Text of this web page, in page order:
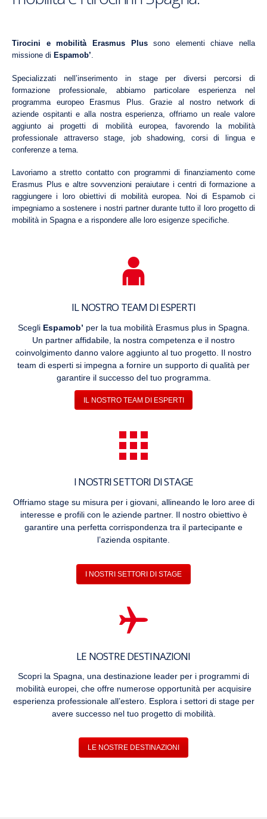
Tirocini e mobilità Erasmus Plussono elementi chiave nella
missione di Espamob’.
Specializzati nell’inserimento in stage per diversi percorsi di
formazione professionale, abbiamo particolare esperienza nel
programma europeo Erasmus Plus. Grazie al nostro network di
aziende ospitanti e alla nostra esperienza, offriamo un reale valore
aggiunto ai progetti di mobilità europea, favorendo la mobilità
professionale attraverso stage, job shadowing, corsi di lingua e
conferenze a tema.
Lavoriamo a stretto contatto con programmi di finanziamento come
Erasmus Plus e altre sovvenzioni peraiutare i centri di formazione a
raggiungere i loro obiettivi di mobilità europea. Noi di Espamob ci
impegniamo a sostenere i nostri partner durante tutto il loro progetto di
mobilità in Spagna e a rispondere alle loro esigenze specifiche.
IL NOSTRO TEAM DI ESPERTI
Scegli Espamob’ per la tua mobilità Erasmus plus in Spagna.
Un partner affidabile, la nostra competenza e il nostro
coinvolgimento danno valore aggiunto al tuo progetto. Il nostro
team di esperti si impegna a fornire un supporto di qualità per
garantire il successo del tuo programma.
IL NOSTRO TEAM DI ESPERTI
I NOSTRI SETTORI DI STAGE
Offriamo stage su misura per i giovani, allineando le loro aree di
interesse e profili con le aziende partner. Il nostro obiettivo è
garantire una perfetta corrispondenza tra il partecipante e
l’azienda ospitante.
I NOSTRI SETTORI DI STAGE
LE NOSTRE DESTINAZIONI
Scopri la Spagna, una destinazione leader per i programmi di
mobilità europei, che offre numerose opportunità per acquisire
esperienza professionale all’estero. Esplora i settori di stage per
avere successo nel tuo progetto di mobilità.
LE NOSTRE DESTINAZIONI